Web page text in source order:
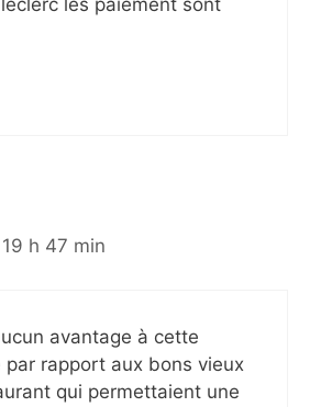
les paiement sont
h 47 min
avantage à cette
rapport aux bons vieux
qui permettaient une